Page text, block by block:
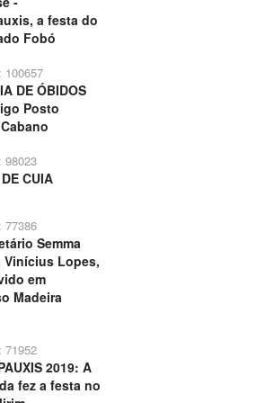
a festa do
Fobó
100657
DE ÓBIDOS
Posto
98023
CUIA
77386
Semma
Vinícius Lopes,
em
Madeira
71952
2019: A
fez a festa no